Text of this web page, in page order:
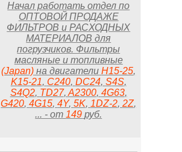
Начал работать отдел по
ОПТОВОЙ ПРОДАЖЕ
ФИЛЬТРОВ и РАСХОДНЫХ
МАТЕРИАЛОВ для
погрузчиков. Фильтры
масляные и топливные
(Japan) на двигатели H15-25,
K15-21, С240, DC24, S4S,
S4Q2, TD27, A2300, 4G63,
G420, 4G15, 4Y, 5K, 1DZ-2, 2Z,
... - от 149 руб.